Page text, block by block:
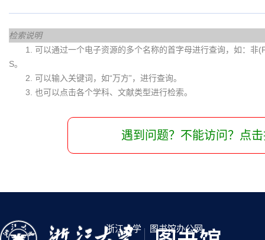
检索说明
1. 可以通过一个电子资源的多个名称的首字母进行查询，如：
S。
2. 可以输入关键词，如“万方”，进行查询。
3. 也可以点击各个学科、文献类型进行检索。
遇到问题？不能访问？点
浙江大学 图书馆办公网